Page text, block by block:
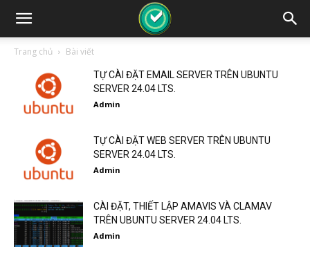
Trang chủ Bài viết
TỰ CÀI ĐẶT EMAIL SERVER TRÊN UBUNTU
SERVER 24.04 LTS.
Admin
TỰ CÀI ĐẶT WEB SERVER TRÊN UBUNTU
SERVER 24.04 LTS.
Admin
CÀI ĐẶT, THIẾT LẬP AMAVIS VÀ CLAMAV
TRÊN UBUNTU SERVER 24.04 LTS.
Admin